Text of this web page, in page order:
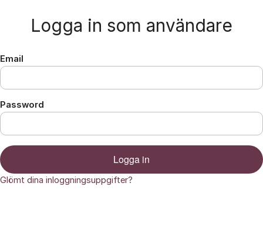
Logga in som användare
Email
Password
Logga in
Glömt dina inloggningsuppgifter?